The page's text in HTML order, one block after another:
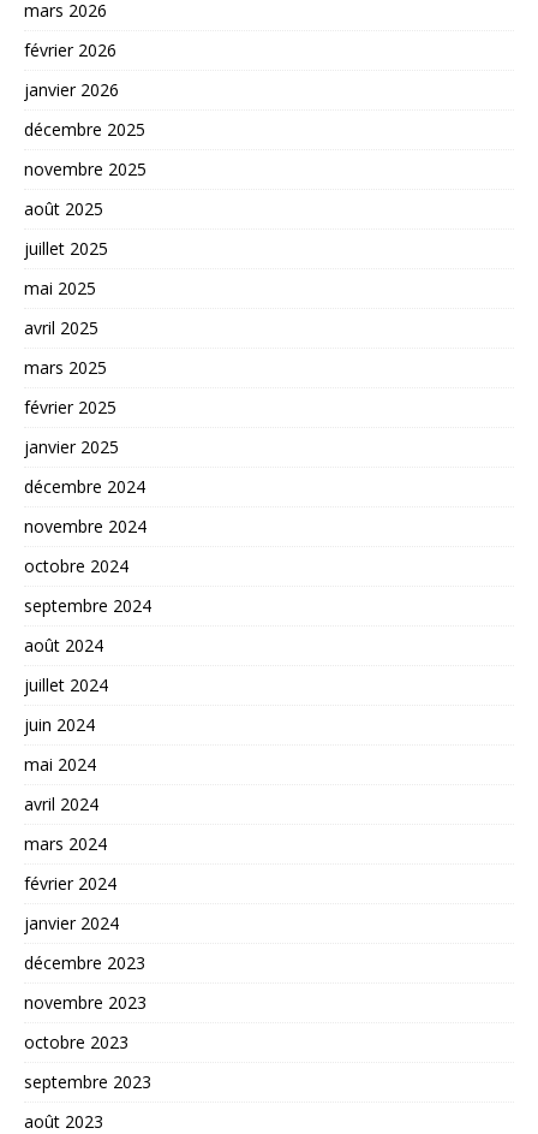
mars 2026
février 2026
janvier 2026
décembre 2025
novembre 2025
août 2025
juillet 2025
mai 2025
avril 2025
mars 2025
février 2025
janvier 2025
décembre 2024
novembre 2024
octobre 2024
septembre 2024
août 2024
juillet 2024
juin 2024
mai 2024
avril 2024
mars 2024
février 2024
janvier 2024
décembre 2023
novembre 2023
octobre 2023
septembre 2023
août 2023